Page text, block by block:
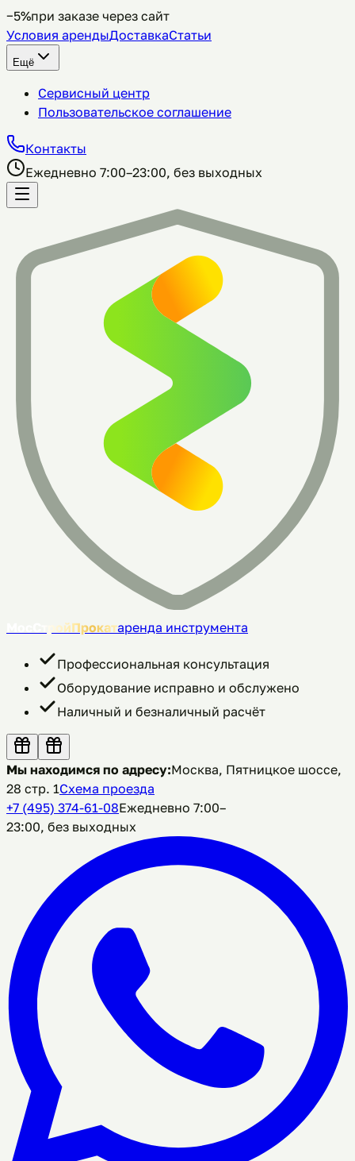
−5%при заказе через сайт
Условия арендыДоставкаСтатьи
Ещё
Сервисный центр
Пользовательское соглашение
Контакты
Ежедневно 7:00–23:00, без выходных
МосСтройПрокатаренда инструмента
Профессиональная консультация
Оборудование исправно и обслужено
Наличный и безналичный расчёт
Мы находимся по адресу:Москва, Пятницкое шоссе,
28 стр. 1Схема проезда
+7 (495) 374-61-08Ежедневно 7:00–
23:00, без выходных